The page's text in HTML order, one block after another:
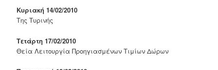
Κυριακή 14/02/2010
Της Τυρινής
Τετάρτη 17/02/2010
Θεία Λειτουργία Προηγιασμένων Τιμίων Δώρων